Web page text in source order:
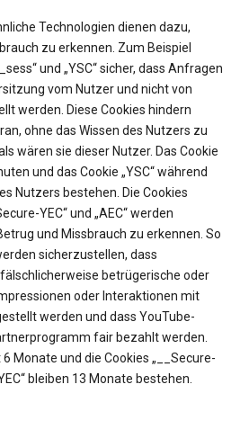
Technologien dienen dazu,
zu erkennen. Zum Beispiel
und „YSC“ sicher, dass Anfragen
vom Nutzer und nicht von
werden. Diese Cookies hindern
ohne das Wissen des Nutzers zu
wären sie dieser Nutzer. Das Cookie
und das Cookie „YSC“ während
Nutzers bestehen. Die Cookies
YEC“ und „AEC“ werden
und Missbrauch zu erkennen. So
sicherzustellen, dass
betrügerische oder
oder Interaktionen mit
werden und dass YouTube-
fair bezahlt werden.
6 Monate und die Cookies „__Secure-
bleiben 13 Monate bestehen.